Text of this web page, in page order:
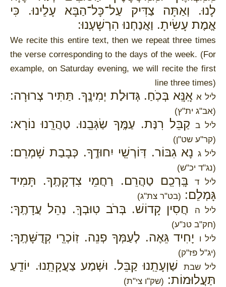
לָנוּ. וְאַתָּה צַדִּיק עַל־כָּל־הַבָּא עָלֵינוּ. כִּי
אֱמֶת עָשִׂיתָ. וַאֲנַחְנוּ הִרְשָׁעְנוּ:
We recite this entire text, then we repeat three times
the verse corresponding to the days of the week. (For
example, on Saturday evening, we will recite the first
line three times)
ליל אאָֽנָּֽא בְּכֹֽחַ. גְּדוּלַת יְמִינֶֽךָ. תַּתִּיר צְרוּרָה:
(אב"ג ית"ץ)
ליל בקַבֵּל רִנַּת. עַמֶּֽךָ שַׂגְּבֵֽנוּ. טַהֲרֵֽנוּ נוֹרָא:
(קר"ע שט"ן)
ליל ג נָא גִבּוֹר. דּֽוֹרְשֵֽׁי יִחוּדֶֽךָ. כְּבָבַת שָׁמְרֵם:
(נג"ד יכ"ש)
ליל ד
בָּֽרְכֵֽם טַהֲרֵם. רַחֲמֵי צִדְקָתֶֽךָ. תָּמִיד
גָּמְלֵם: (בט"ר צת"ג)
ליל ה
חֲסִין קָדוֹשׁ. בְּרֹב טֽוּבְךָֽ. נַהֵל עֲדָתֶֽךָ:
(חק"ב טנ"ע)
ליל ו
יָחִיד גֵּאֶה. לְעַמְּךָ פְנֵה. זֽוֹכְרֵֽי קְדֻשָּׁתֶֽךָ:
(יג"ל פז"ק)
ליל שבת
שַׁוְעָתֵֽנוּ קַבֵּל. וּשְׁמַע צַעֲקָתֵֽנוּ. יוֹדֵֽעַ
תַּעֲלוּמוֹת: (שק"ו צי"ת)